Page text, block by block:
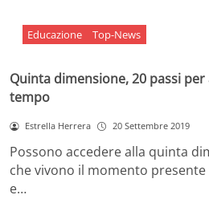
Educazione Top-News
Quinta dimensione, 20 passi
tempo
Estrella Herrera 20 Settembre 2019
Possono accedere alla quinta
che vivono il momento presente
e…